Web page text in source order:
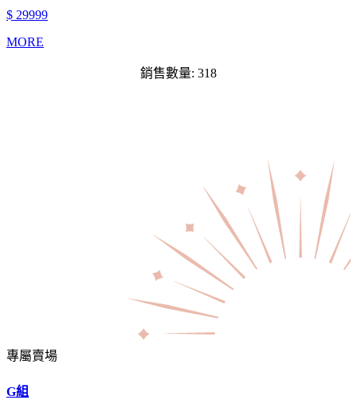
$ 29999
MORE
銷售數量: 318
專屬賣場
G組